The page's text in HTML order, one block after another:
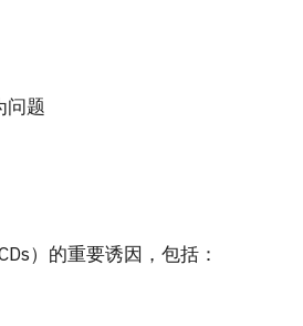
问题
）的重要诱因，包括：